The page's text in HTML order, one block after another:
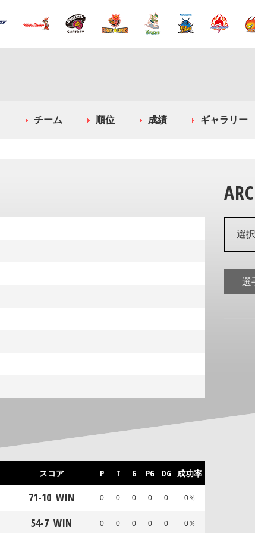
チーム 順位 成績 ギャラリー
スコア P T G PG DG 成功率
71-10 WIN 0 0 0 0 0 0％
54-7 WIN 0 0 0 0 0 0％
選
選